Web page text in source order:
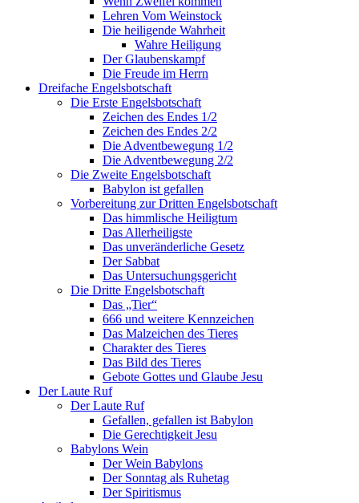
Lehren Vom Weinstock
Die heiligende Wahrheit
Wahre Heiligung
Der Glaubenskampf
Die Freude im Herrn
Dreifache Engelsbotschaft
Die Erste Engelsbotschaft
Zeichen des Endes 1/2
Zeichen des Endes 2/2
Die Adventbewegung 1/2
Die Adventbewegung 2/2
Die Zweite Engelsbotschaft
Babylon ist gefallen
Vorbereitung zur Dritten Engelsbotschaft
Das himmlische Heiligtum
Das Allerheiligste
Das unveränderliche Gesetz
Der Sabbat
Das Untersuchungsgericht
Die Dritte Engelsbotschaft
Das „Tier“
666 und weitere Kennzeichen
Das Malzeichen des Tieres
Charakter des Tieres
Das Bild des Tieres
Gebote Gottes und Glaube Jesu
Der Laute Ruf
Der Laute Ruf
Gefallen, gefallen ist Babylon
Die Gerechtigkeit Jesu
Babylons Wein
Der Wein Babylons
Der Sonntag als Ruhetag
Der Spiritismus